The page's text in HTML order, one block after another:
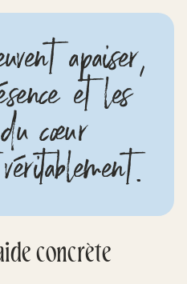
apaiser,
et les
cœur
concrète